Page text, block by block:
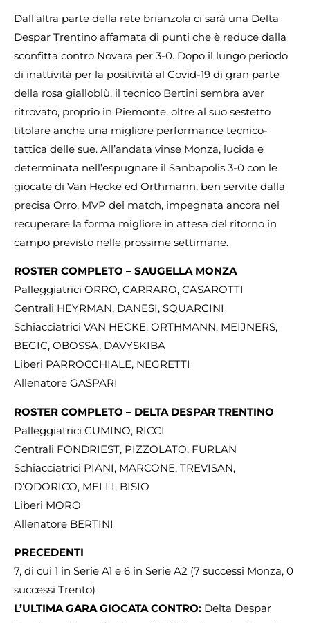
Dall’altra parte della rete brianzola ci sarà una Delta
Despar Trentino affamata di punti che è reduce dalla
sconfitta contro Novara per 3-0. Dopo il lungo periodo
di inattività per la positività al Covid-19 di gran parte
della rosa gialloblù, il tecnico Bertini sembra aver
ritrovato, proprio in Piemonte, oltre al suo sestetto
titolare anche una migliore performance tecnico-
tattica delle sue. All’andata vinse Monza, lucida e
determinata nell’espugnare il Sanbapolis 3-0 con le
giocate di Van Hecke ed Orthmann, ben servite dalla
precisa Orro, MVP del match, impegnata ancora nel
recuperare la forma migliore in attesa del ritorno in
campo previsto nelle prossime settimane.
ROSTER COMPLETO – SAUGELLA MONZA
Palleggiatrici ORRO, CARRARO, CASAROTTI
Centrali HEYRMAN, DANESI, SQUARCINI
Schiacciatrici VAN HECKE, ORTHMANN, MEIJNERS,
BEGIC, OBOSSA, DAVYSKIBA
Liberi PARROCCHIALE, NEGRETTI
Allenatore GASPARI
ROSTER COMPLETO – DELTA DESPAR TRENTINO
Palleggiatrici CUMINO, RICCI
Centrali FONDRIEST, PIZZOLATO, FURLAN
Schiacciatrici PIANI, MARCONE, TREVISAN,
D’ODORICO, MELLI, BISIO
Liberi MORO
Allenatore BERTINI
PRECEDENTI
7, di cui 1 in Serie A1 e 6 in Serie A2 (7 successi Monza, 0
successi Trento)
L’ULTIMA GARA GIOCATA CONTRO: Delta Despar